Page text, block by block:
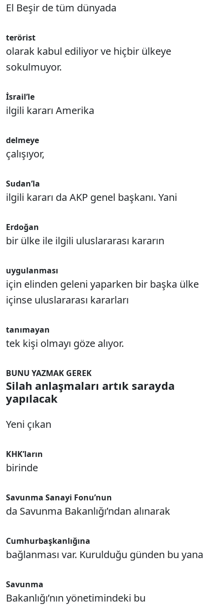
El Beşir de tüm dünyada
terörist
olarak kabul ediliyor ve hiçbir ülkeye
sokulmuyor.
İsrail’le
ilgili kararı Amerika
delmeye
çalışıyor,
Sudan’la
ilgili kararı da AKP genel başkanı. Yani
Erdoğan
bir ülke ile ilgili uluslararası kararın
uygulanması
için elinden geleni yaparken bir başka ülke
içinse uluslararası kararları
tanımayan
tek kişi olmayı göze alıyor.
BUNU YAZMAK GEREK
Silah anlaşmaları artık sarayda
yapılacak
Yeni çıkan
KHK’ların
birinde
Savunma Sanayi Fonu’nun
da Savunma Bakanlığı’ndan alınarak
Cumhurbaşkanlığına
bağlanması var. Kurulduğu günden bu yana
Savunma
Bakanlığı’nın yönetimindeki bu